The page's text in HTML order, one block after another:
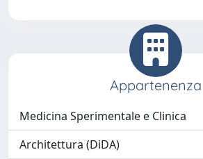
Appartenenza
Medicina Sperimentale e Clinica
Architettura (DiDA)